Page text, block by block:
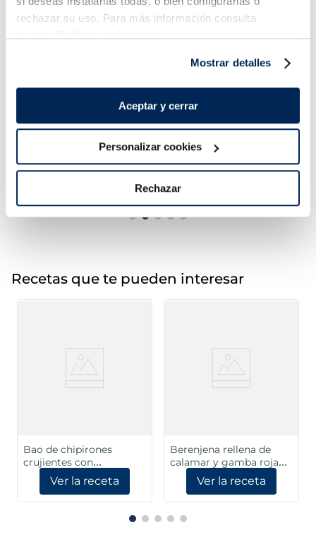
rechazar su uso. Para más información consulta
Mostrar detalles
Aceptar y cerrar
Personalizar cookies
Rechazar
Brócoli
Bolsa 600g
Arroz con setas
2,99 €
Recetas que te pueden interesar
Bao de chipirones
crujientes con
mayonesa de cítricos
Ver la receta
Berenjena rellena de
calamar y gamba roja
con verduras asiáticas
Ver la receta